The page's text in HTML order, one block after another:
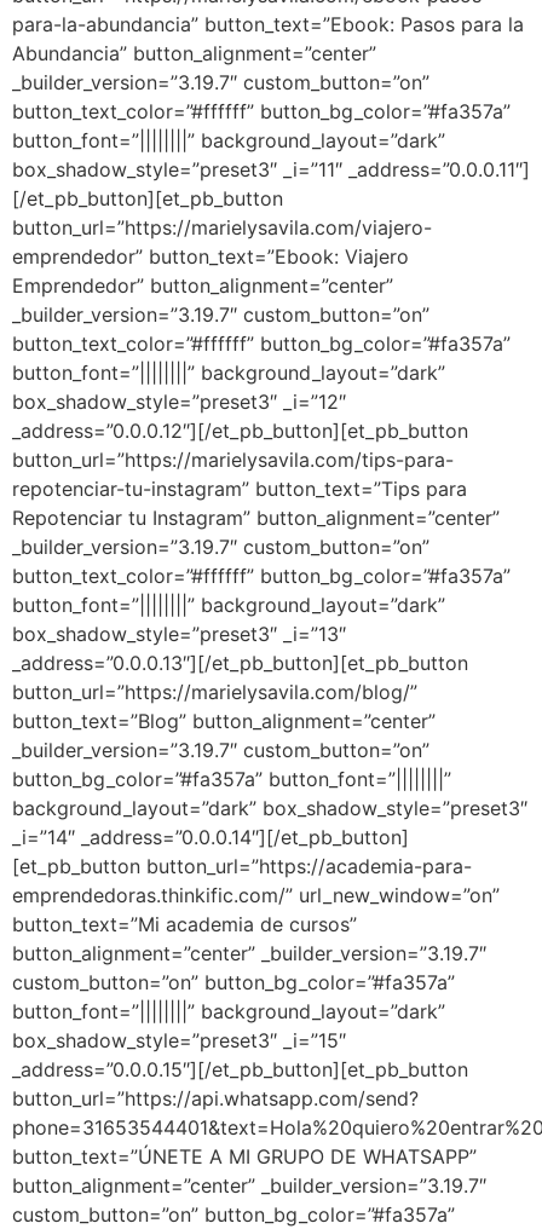
para-la-abundancia” button_text=”Ebook: Pasos para la
Abundancia” button_alignment=”center”
_builder_version=”3.19.7″ custom_button=”on”
button_text_color=”#ffffff” button_bg_color=”#fa357a”
button_font=”||||||||” background_layout=”dark”
box_shadow_style=”preset3″ _i=”11″ _address=”0.0.0.11″]
[/et_pb_button][et_pb_button
button_url=”https://marielysavila.com/viajero-
emprendedor” button_text=”Ebook: Viajero
Emprendedor” button_alignment=”center”
_builder_version=”3.19.7″ custom_button=”on”
button_text_color=”#ffffff” button_bg_color=”#fa357a”
button_font=”||||||||” background_layout=”dark”
box_shadow_style=”preset3″ _i=”12″
_address=”0.0.0.12″][/et_pb_button][et_pb_button
button_url=”https://marielysavila.com/tips-para-
repotenciar-tu-instagram” button_text=”Tips para
Repotenciar tu Instagram” button_alignment=”center”
_builder_version=”3.19.7″ custom_button=”on”
button_text_color=”#ffffff” button_bg_color=”#fa357a”
button_font=”||||||||” background_layout=”dark”
box_shadow_style=”preset3″ _i=”13″
_address=”0.0.0.13″][/et_pb_button][et_pb_button
button_url=”https://marielysavila.com/blog/”
button_text=”Blog” button_alignment=”center”
_builder_version=”3.19.7″ custom_button=”on”
button_bg_color=”#fa357a” button_font=”||||||||”
background_layout=”dark” box_shadow_style=”preset3″
_i=”14″ _address=”0.0.0.14″][/et_pb_button]
[et_pb_button button_url=”https://academia-para-
emprendedoras.thinkific.com/” url_new_window=”on”
button_text=”Mi academia de cursos”
button_alignment=”center” _builder_version=”3.19.7″
custom_button=”on” button_bg_color=”#fa357a”
button_font=”||||||||” background_layout=”dark”
box_shadow_style=”preset3″ _i=”15″
_address=”0.0.0.15″][/et_pb_button][et_pb_button
button_url=”https://api.whatsapp.com/send?
button_text=”ÚNETE A MI GRUPO DE WHATSAPP”
button_alignment=”center” _builder_version=”3.19.7″
custom_button=”on” button_bg_color=”#fa357a”